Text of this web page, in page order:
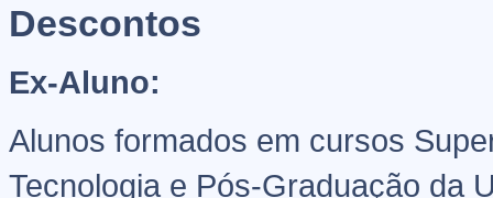
Descontos
Ex-Aluno:
Alunos formados em cursos
Tecnologia e Pós-Graduação da